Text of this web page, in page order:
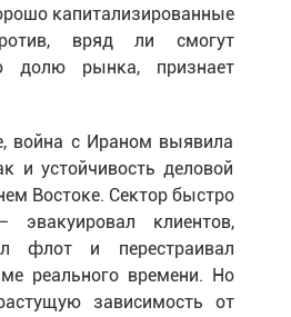
капитализированные
вряд ли смогут
долю рынка, признает
война с Ираном выявила
и устойчивость деловой
Востоке. Сектор быстро
эвакуировал клиентов,
флот и перестраивал
реального времени. Но
зависимость от